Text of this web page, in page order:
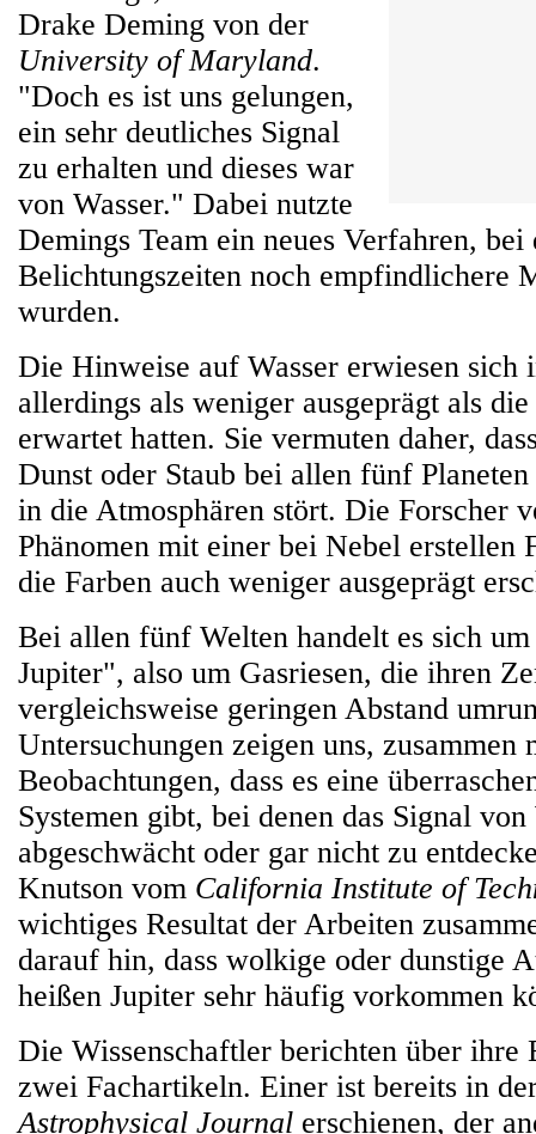
Drake Deming von der
University of Maryland.
"Doch es ist uns gelungen,
ein sehr deutliches Signal
zu erhalten und dieses war
von Wasser." Dabei nutzte
Demings Team ein neues Verfahren,
Belichtungszeiten noch empfindlichere
wurden.
Die Hinweise auf Wasser erwiesen sich
allerdings als weniger ausgeprägt als
erwartet hatten. Sie vermuten daher,
Dunst oder Staub bei allen fünf
in die Atmosphären stört. Die Forscher
Phänomen mit einer bei Nebel erstellen
die Farben auch weniger ausgeprägt
Bei allen fünf Welten handelt es sich
Jupiter", also um Gasriesen, die ihren
vergleichsweise geringen Abstand
Untersuchungen zeigen uns, zusammen
Beobachtungen, dass es eine
Systemen gibt, bei denen das Signal
abgeschwächt oder gar nicht zu
Knutson vom California Institute of
wichtiges Resultat der Arbeiten
darauf hin, dass wolkige oder dunstige
heißen Jupiter sehr häufig vorkommen
Die Wissenschaftler berichten über ihre
zwei Fachartikeln. Einer ist bereits in
Astrophysical Journal erschienen, der